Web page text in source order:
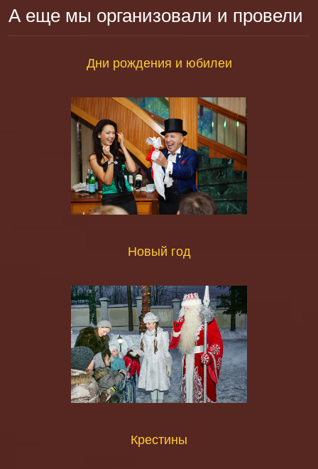
А еще мы организовали и провели
Дни рождения и юбилеи
Новый год
Крестины